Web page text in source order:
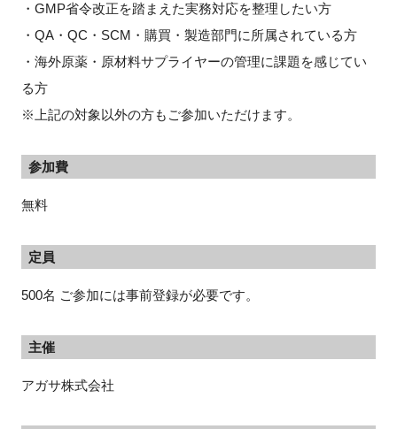
・GMP省令改正を踏まえた実務対応を整理したい方
・QA・QC・SCM・購買・製造部門に所属されている方
・海外原薬・原材料サプライヤーの管理に課題を感じてい
る方
※上記の対象以外の方もご参加いただけます。
参加費
無料
定員
500名 ご参加には事前登録が必要です。
主催
アガサ株式会社